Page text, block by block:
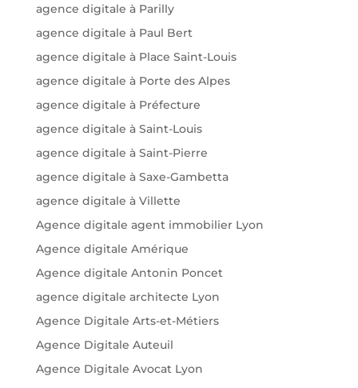
agence digitale à Parilly
agence digitale à Paul Bert
agence digitale à Place Saint-Louis
agence digitale à Porte des Alpes
agence digitale à Préfecture
agence digitale à Saint-Louis
agence digitale à Saint-Pierre
agence digitale à Saxe-Gambetta
agence digitale à Villette
Agence digitale agent immobilier Lyon
Agence digitale Amérique
Agence digitale Antonin Poncet
agence digitale architecte Lyon
Agence Digitale Arts-et-Métiers
Agence Digitale Auteuil
Agence Digitale Avocat Lyon